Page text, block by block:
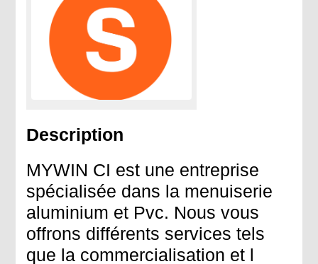
Description
MYWIN CI est une entreprise
spécialisée dans la menuiserie
aluminium et Pvc. Nous vous
offrons différents services tels
que la commercialisation et l